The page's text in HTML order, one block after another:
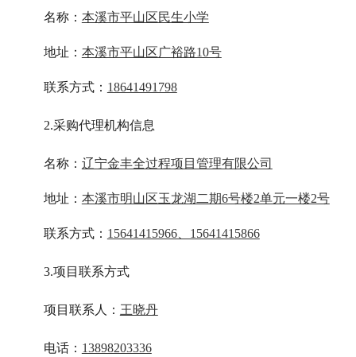
名称： 本溪市平山区民生小学
地址： 本溪市平山区广裕路10号‌
联系方式： 18641491798
2.采购代理机构信息
名称： 辽宁金丰全过程项目管理有限公司
地址： 本溪市明山区玉龙湖二期6号楼2单元一楼2号
联系方式： 15641415966、15641415866
3.项目联系方式
项目联系人： 王晓丹
电话： 13898203336